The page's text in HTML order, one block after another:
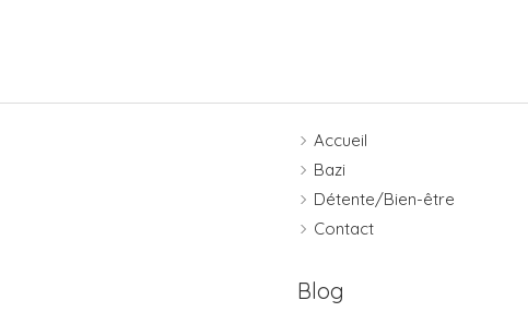
Accueil
Bazi
Détente/Bien-être
Contact
Blog